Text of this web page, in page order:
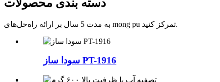
دسته بندی محصولات
به مدت 5 سال بر ارائه راه‌حل‌های mong pu تمرکز کنید.
سودا ساز PT-1916